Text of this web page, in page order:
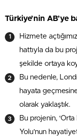
Türkiye’nin AB’ye
Hizmete
hattıyla da bu
şekilde ortaya
Bu nedenle,
hayata
olarak yaklaştık.
Bu projenin,
Yolu’nun